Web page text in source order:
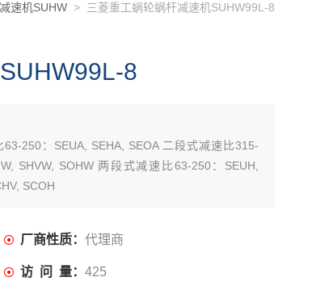
速机SUHW > 三菱重工蜗轮蜗杆减速机SUHW99L-8
8
250：SEUA, SEHA, SEOA 二段式减速比315-
SHVW, SOHW 两段式减速比63-250：SEUH,
SCOH
厂商性质： 代理商
访 问 量： 425